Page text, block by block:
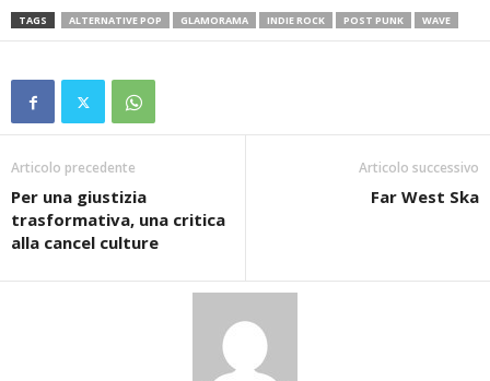
TAGS ALTERNATIVE POP GLAMORAMA INDIE ROCK POST PUNK WAVE
Articolo precedente
Per una giustizia
trasformativa, una critica
alla cancel culture
Articolo successivo
Far West Ska